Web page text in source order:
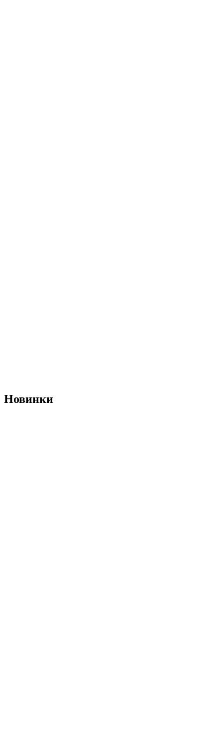
Новинки